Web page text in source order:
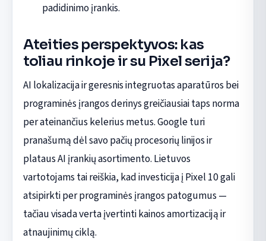
padidinimo įrankis.
Ateities perspektyvos: kas
toliau rinkoje ir su Pixel serija?
AI lokalizacija ir geresnis integruotas aparatūros bei
programinės įrangos derinys greičiausiai taps norma
per ateinančius kelerius metus. Google turi
pranašumą dėl savo pačių procesorių linijos ir
plataus AI įrankių asortimento. Lietuvos
vartotojams tai reiškia, kad investicija į Pixel 10 gali
atsipirkti per programinės įrangos patogumus —
tačiau visada verta įvertinti kainos amortizaciją ir
atnaujinimų ciklą.